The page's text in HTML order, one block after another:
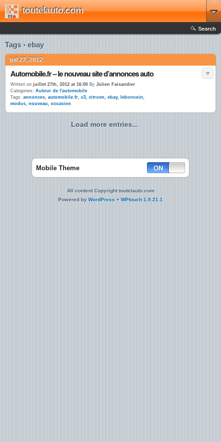
toutelauto.com
Search
Tags › ebay
juil 27, 2012
Automobile.fr – le nouveau site d’annonces auto
Written on juillet 27th, 2012 at 16:00 By Julien Faisandier
Categories: Autour de l'automobile
Tags: annonces, automobile.fr, c3, citroen, ebay, leboncoin,
modus, nouveau, occasion
Load more entries...
Mobile Theme
All content Copyright toutelauto.com
Powered by WordPress + WPtouch 1.9.21.1